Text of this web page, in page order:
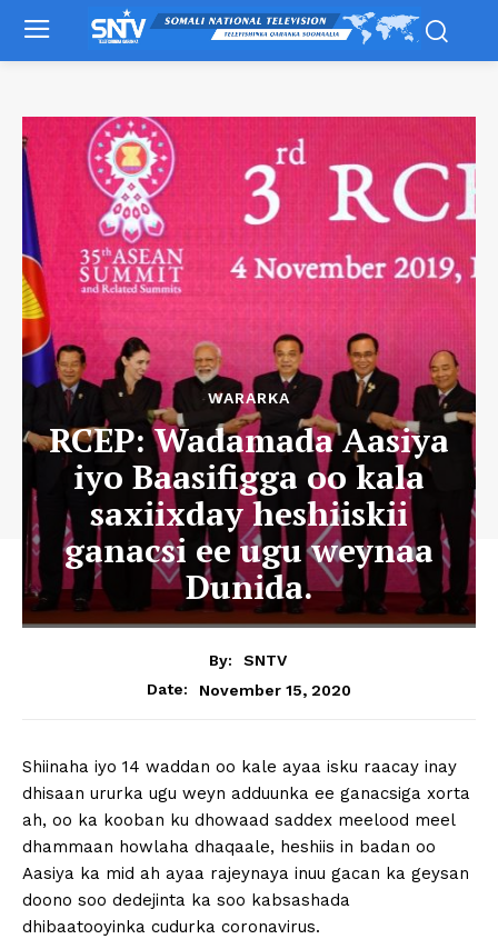
WARARKA
RCEP: Wadamada Aasiya
iyo Baasifigga oo kala
saxiixday heshiiskii
ganacsi ee ugu weynaa
Dunida.
By:
SNTV
Date:
November 15, 2020
Shiinaha iyo 14 waddan oo kale ayaa isku raacay inay
dhisaan ururka ugu weyn adduunka ee ganacsiga xorta
ah, oo ka kooban ku dhowaad saddex meelood meel
dhammaan howlaha dhaqaale, heshiis in badan oo
Aasiya ka mid ah ayaa rajeynaya inuu gacan ka geysan
doono soo dedejinta ka soo kabsashada
dhibaatooyinka cudurka coronavirus.